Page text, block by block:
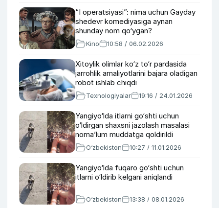
“I operatsiyasi”: nima uchun Gayday
shedevr komediyasiga aynan
shunday nom qo‘ygan?
Kino 10:58 / 06.02.2026
Xitoylik olimlar ko‘z to‘r pardasida
jarrohlik amaliyotlarini bajara oladigan
robot ishlab chiqdi
Texnologiyalar 19:16 / 24.01.2026
Yangiyo‘lda itlarni go‘shti uchun
o‘ldirgan shaxsni jazolash masalasi
noma’lum muddatga qoldirildi
O‘zbekiston 10:27 / 11.01.2026
Yangiyo‘lda fuqaro go‘shti uchun
itlarni o‘ldirib kelgani aniqlandi
O‘zbekiston 13:38 / 08.01.2026